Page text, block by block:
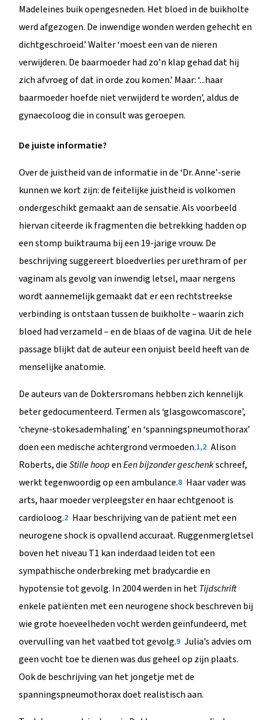
Madeleines buik opengesneden. Het bloed in de buikholte
werd afgezogen. De inwendige wonden werden gehecht en
dichtgeschroeid.’ Walter ‘moest een van de nieren
verwijderen. De baarmoeder had zo’n klap gehad dat hij
zich afvroeg of dat in orde zou komen.’ Maar: ‘...haar
baarmoeder hoefde niet verwijderd te worden’, aldus de
gynaecoloog die in consult was geroepen.
De juiste informatie?
Over de juistheid van de informatie in de ‘Dr. Anne’-serie
kunnen we kort zijn: de feitelijke juistheid is volkomen
ondergeschikt gemaakt aan de sensatie. Als voorbeeld
hiervan citeerde ik fragmenten die betrekking hadden op
een stomp buiktrauma bij een 19-jarige vrouw. De
beschrijving suggereert bloedverlies per urethram of per
vaginam als gevolg van inwendig letsel, maar nergens
wordt aannemelijk gemaakt dat er een rechtstreekse
verbinding is ontstaan tussen de buikholte – waarin zich
bloed had verzameld – en de blaas of de vagina. Uit de hele
passage blijkt dat de auteur een onjuist beeld heeft van de
menselijke anatomie.
De auteurs van de Doktersromans hebben zich kennelijk
beter gedocumenteerd. Termen als ‘glasgowcomascore’,
‘cheyne-stokesademhaling’ en ‘spanningspneumothorax’
doen een medische achtergrond vermoeden.1,2 Alison
Roberts, dieStille hoopenEen bijzonder geschenkschreef,
werkt tegenwoordig op een ambulance.8 Haar vader was
arts, haar moeder verpleegster en haar echtgenoot is
cardioloog.2 Haar beschrijving van de patiënt met een
neurogene shock is opvallend accuraat. Ruggenmergletsel
boven het niveau T1 kan inderdaad leiden tot een
sympathische onderbreking met bradycardie en
hypotensie tot gevolg. In 2004 werden in hetTijdschrift
enkele patiënten met een neurogene shock beschreven bij
wie grote hoeveelheden vocht werden geïnfundeerd, met
overvulling van het vaatbed tot gevolg.9 Julia’s advies om
geen vocht toe te dienen was dus geheel op zijn plaats.
Ook de beschrijving van het jongetje met de
spanningspneumothorax doet realistisch aan.